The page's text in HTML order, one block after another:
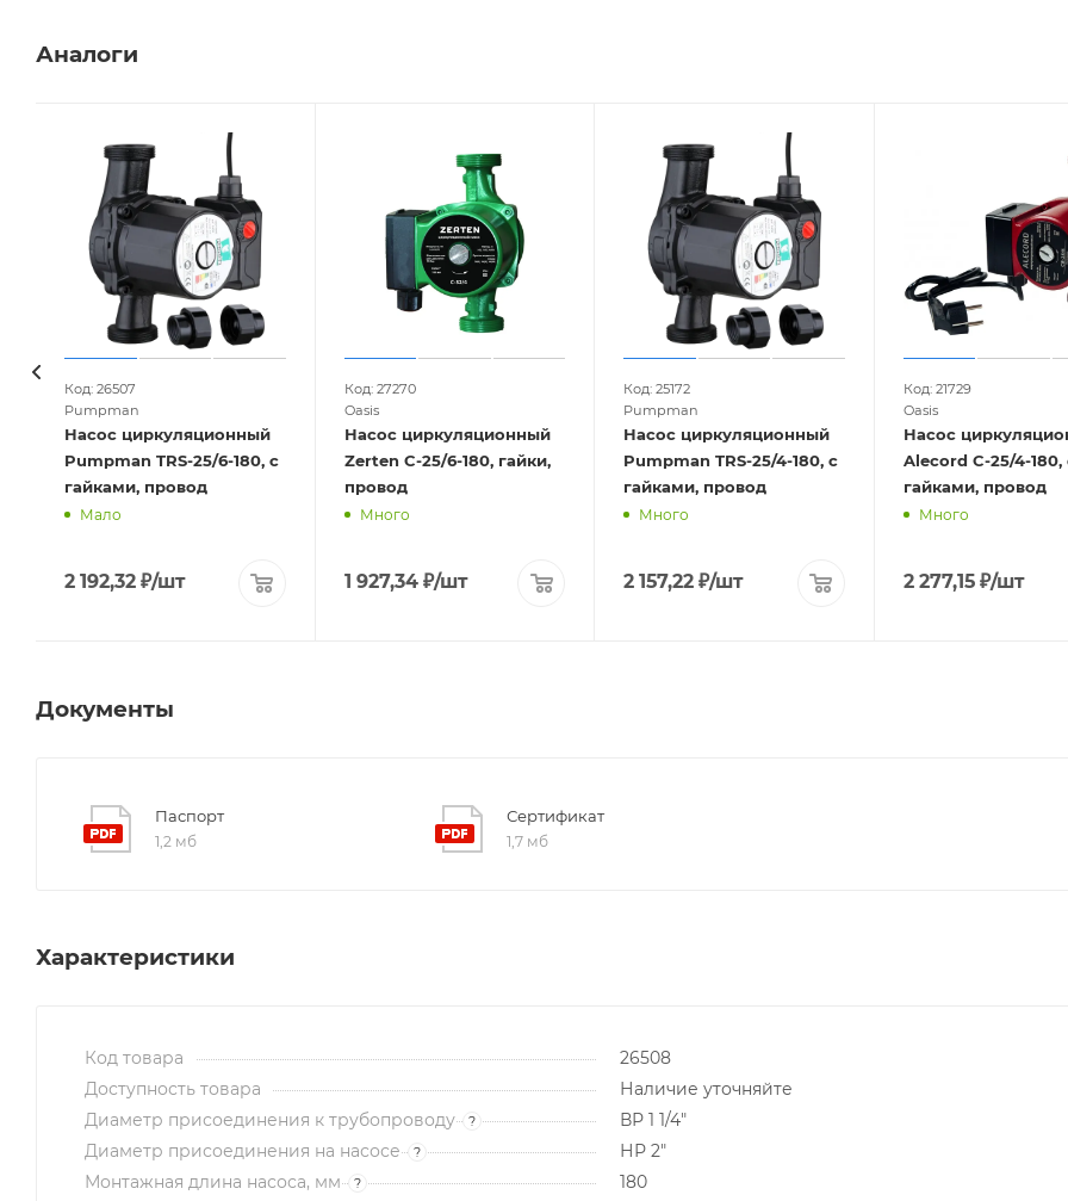
Аналоги
Код: 26507
Pumpman
Насос циркуляционный
Pumpman TRS-25/6-180, с
гайками, провод
Мало
2 192,32 ₽/шт
Код: 27270
Oasis
Насос циркуляционный
Zerten C-25/6-180, гайки,
провод
Много
1 927,34₽/шт
Код: 25172
Pumpman
Насос циркуляционный
Pumpman TRS-25/4-180, с
гайками, провод
Много
2 157,22 ₽/шт
Код: 21729
Oasis
Насос
Alecord C-25/4-180,
гайками, провод
Много
2 277,15₽/шт
Документы
Паспорт
1,2 мб
Сертификат
1,7 мб
Характеристики
Код товара
26508
Доступность товара
Наличие уточняйте
Диаметр присоединения к трубопроводу
?
ВР 1 1/4"
Диаметр присоединения на насосе
?
НР 2"
Монтажная длина насоса, мм
?
180